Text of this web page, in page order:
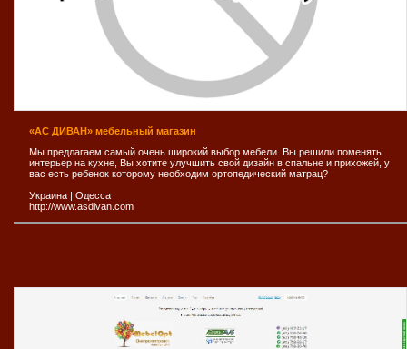
«АС ДИВАН» мебельный магазин
Мы предлагаем самый очень широкий выбор мебели. Вы решили поменять
интерьер на кухне, Вы хотите улучшить свой дизайн в спальне и прихожей, у
вас есть ребенок которому необходим ортопедический матрац?
Украина | Одесса
http://www.asdivan.com